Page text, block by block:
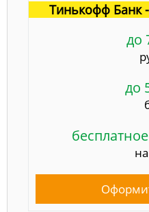
Тинькофф Банк
до
до